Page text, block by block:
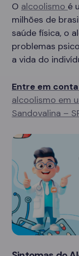
O alcoolismo é
milhões de
saúde física, o
problemas
a vida do
Entre em
alcoolismo em
Sandovalina –